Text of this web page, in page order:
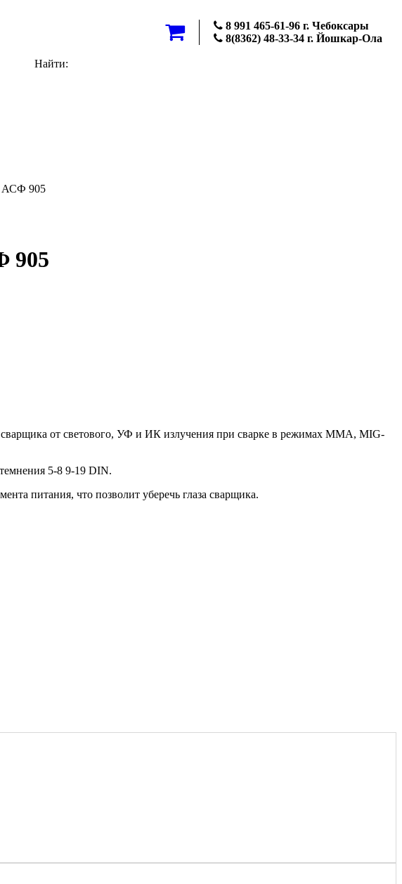
Найти:
8 991 465-61-96 г. Чебоксары
8(8362) 48-33-34 г. Йошкар-Ола
АСФ 905
905
от светового, УФ и ИК излучения при сварке в режимах MMA, MIG-
5-8 9-19 DIN.
питания, что позволит уберечь глаза сварщика.